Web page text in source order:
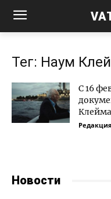
Тег: Наум
C 16
Новости